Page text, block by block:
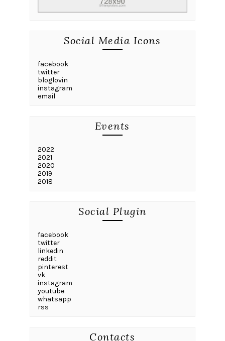
Social Media Icons
facebook
twitter
bloglovin
instagram
email
Events
2022
2021
2020
2019
2018
Social Plugin
facebook
twitter
linkedin
reddit
pinterest
vk
instagram
youtube
whatsapp
rss
Contacts